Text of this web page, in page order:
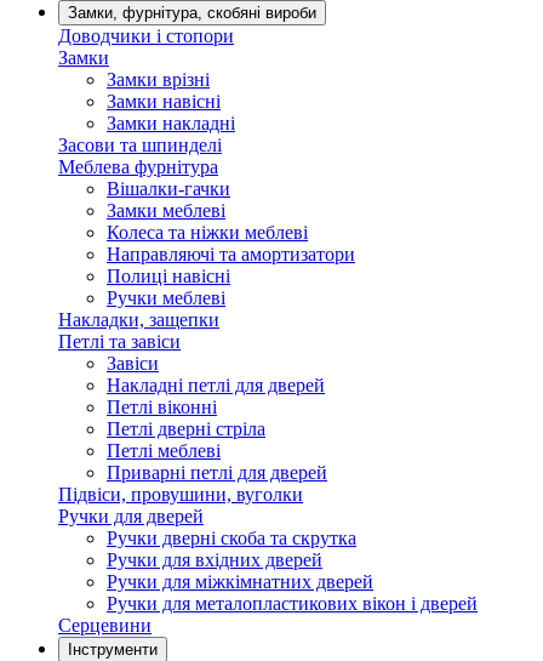
Замки, фурнітура, скобяні вироби
Доводчики і стопори
Замки
Замки врізні
Замки навісні
Замки накладні
Засови та шпинделі
Меблева фурнітура
Вішалки-гачки
Замки меблеві
Колеса та ніжки меблеві
Направляючі та амортизатори
Полиці навісні
Ручки меблеві
Накладки, защепки
Петлі та завіси
Завіси
Накладні петлі для дверей
Петлі віконні
Петлі дверні стріла
Петлі меблеві
Приварні петлі для дверей
Підвіси, провушини, вуголки
Ручки для дверей
Ручки дверні скоба та скрутка
Ручки для вхідних дверей
Ручки для міжкімнатних дверей
Ручки для металопластикових вікон і дверей
Серцевини
Інструменти